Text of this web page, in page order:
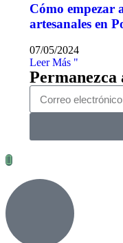
Cómo empezar
artesanales en
07/05/2024
Leer Más "
Permanezca